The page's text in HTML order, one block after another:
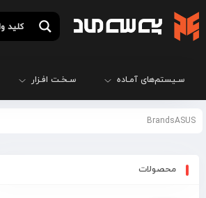
سـیستم‌های آمـاده سـخـت افـزار
BrandsASUS
محصولات